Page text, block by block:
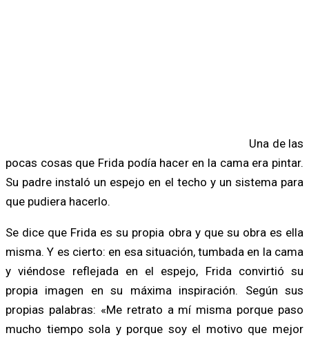
Una de las
pocas cosas que Frida podía hacer en la cama era pintar.
Su padre instaló un espejo en el techo y un sistema para
que pudiera hacerlo.
Se dice que Frida es su propia obra y que su obra es ella
misma. Y es cierto: en esa situación, tumbada en la cama
y viéndose reflejada en el espejo, Frida convirtió su
propia imagen en su máxima inspiración. Según sus
propias palabras: «Me retrato a mí misma porque paso
mucho tiempo sola y porque soy el motivo que mejor